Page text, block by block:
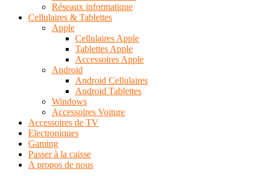
Réseaux informatique
Cellulaires & Tablettes
Apple
Cellulaires Apple
Tablettes Apple
Accessoires Apple
Android
Android Cellulaires
Android Tablettes
Windows
Accessoires Voiture
Accessoires de TV
Electroniques
Gaming
Passer à la caisse
A propos de nous